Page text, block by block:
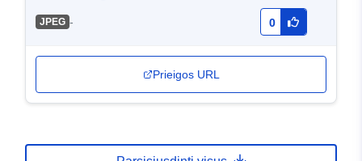
JPEG - 0
Prieigos URL